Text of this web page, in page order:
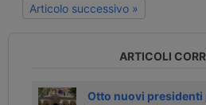
Articolo successivo »
ARTICOLI
Otto nuovi presidenti